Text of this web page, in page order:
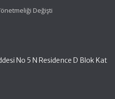
Değişti
No 5 N Residence D Blok Kat